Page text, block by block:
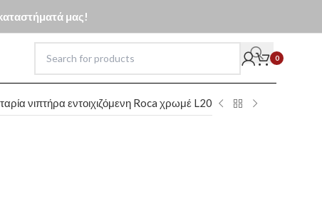
μας!
0
νιπτήρα εντοιχιζόμενη Roca χρωμέ L20